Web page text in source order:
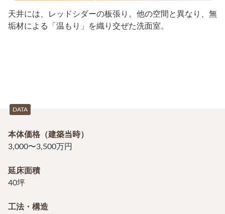
天井には、レッドシダーの板張り。他の空間と異なり、無
垢材による「温もり」を織り交ぜた洗面室。
DATA
本体価格（建築当時）
3,000〜3,500万円
延床面積
40坪
工法・構造